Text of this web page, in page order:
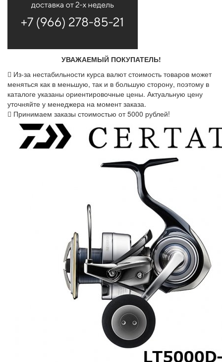
УВАЖАЕМЫЙ ПОКУПАТЕЛЬ!
Из-за нестабильности курса валют стоимость товаров может
меняться как в меньшую, так и в большую сторону, поэтому в
каталоге указаны ориентировочные цены. Актуальную цену
уточняйте у менеджера на момент заказа.
Принимаем заказы стоимостью от 5000 рублей!